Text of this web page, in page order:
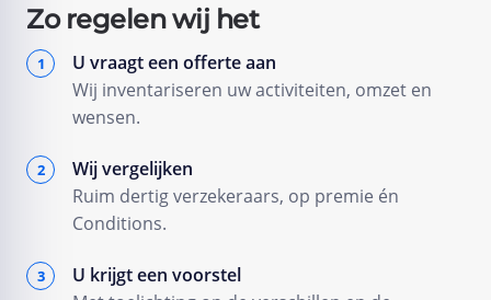
Zo regelen wij het
U vraagt een offerte aan
Wij inventariseren uw activiteiten, omzet en
wensen.
Wij vergelijken
Ruim dertig verzekeraars, op premie én
Conditions.
U krijgt een voorstel